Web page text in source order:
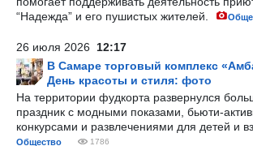
“Надежда” и его пушистых жителей.
26 июля 2026 12:17
В Самаре торговый комплекс
День красоты и стиля: фото
На территории фудкорта развернулся
праздник с модными показами, бьюти-
конкурсами и развлечениями для детей и
Общество 1786